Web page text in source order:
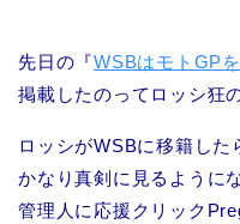
先日の『WSBはモトGP
掲載したのってロッシ狂
ロッシがWSBに移籍した
かなり真剣に見るように
管理人に応援クリック